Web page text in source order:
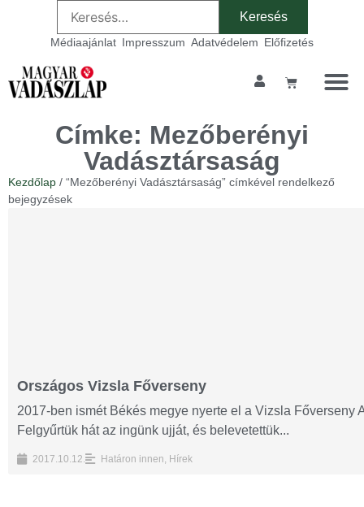
Médiaajánlat Impresszum Adatvédelem Előfizetés
Címke: Mezőberényi
Vadásztársaság
Kezdőlap / “Mezőberényi Vadásztársaság” címkével rendelkező
bejegyzések
Országos Vizsla Főverseny
2017-ben ismét Békés megye nyerte el a Vizsla Főverseny
Felgyűrtük hát az ingünk ujját, és belevetettük...
2017.10.12. Határon innen, Hírek